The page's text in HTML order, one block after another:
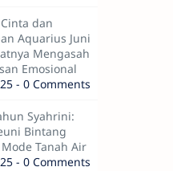
dan
Aquarius Juni
Mengasah
Emosional
- 0 Comments
Syahrini:
Bintang
Tanah Air
- 0 Comments